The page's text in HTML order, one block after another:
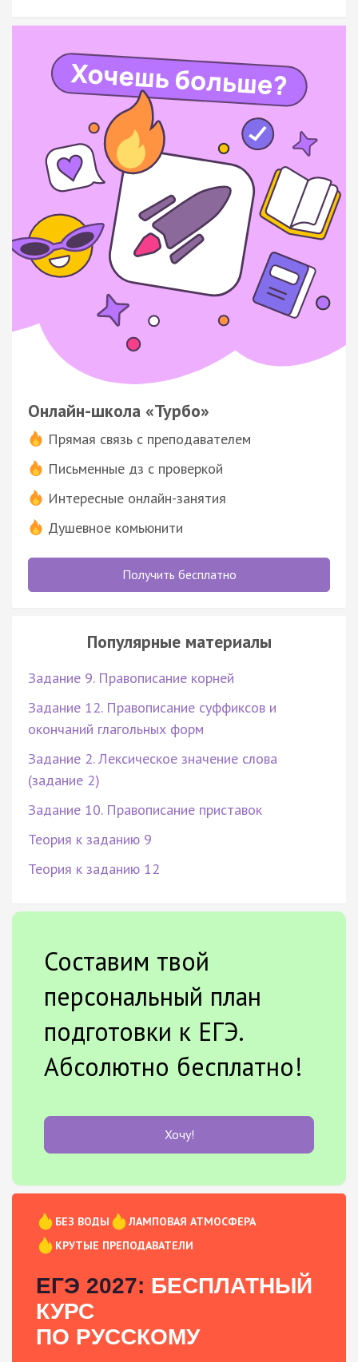
Онлайн-школа «Турбо»
Прямая связь с преподавателем
Письменные дз с проверкой
Интересные онлайн-занятия
Душевное комьюнити
Получить бесплатно
Популярные материалы
Задание 9. Правописание корней
Задание 12. Правописание суффиксов и
окончаний глагольных форм
Задание 2. Лексическое значение слова
(задание 2)
Задание 10. Правописание приставок
Теория к заданию 9
Теория к заданию 12
Составим твой
персональный план
подготовки к ЕГЭ.
Абсолютно бесплатно!
Хочу!
БЕЗ ВОДЫ
ЛАМПОВАЯ АТМОСФЕРА
КРУТЫЕ ПРЕПОДАВАТЕЛИ
ЕГЭ 2027: БЕСПЛАТНЫЙ
КУРС
ПО РУССКОМУ